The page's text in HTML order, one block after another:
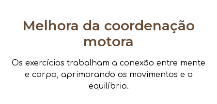
Melhora da coordenação
motora
Os exercícios trabalham a conexão entre mente
e corpo, aprimorando os movimentos e o
equilíbrio.